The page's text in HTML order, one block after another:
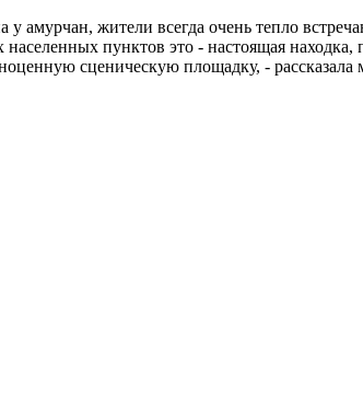
у амурчан, жители всегда очень тепло
пунктов это - настоящая находка,
сценическую площадку, -